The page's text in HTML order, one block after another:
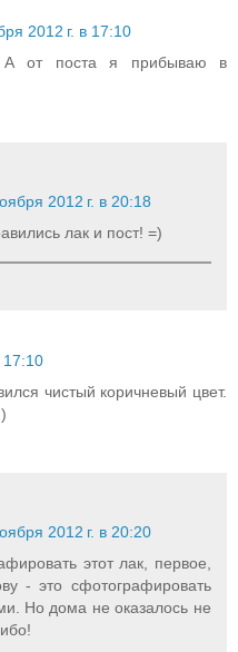
2012 г. в 17:10
А от поста я прибываю в
2012 г. в 20:18
лак и пост! =)
17:10
чистый коричневый цвет.
2012 г. в 20:20
этот лак, первое,
- это сфотографировать
Но дома не оказалось не